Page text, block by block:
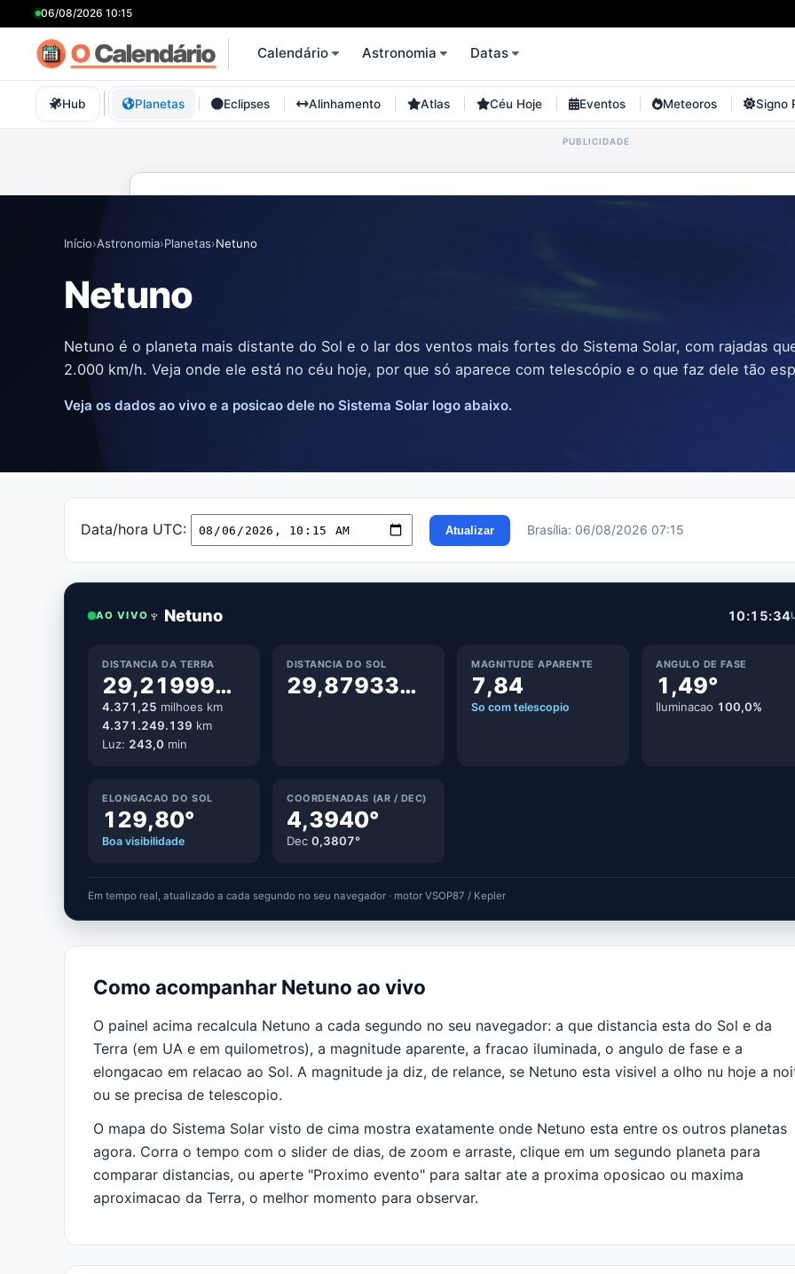
06/08/2026 10:15
Calendário Astronomia Datas
Hub Planetas Eclipses Alinhamento Atlas Céu Hoje Eventos Meteoros Signo
Início›Astronomia›Planetas›Netuno
Netuno
Netuno é o planeta mais distante do Sol e o lar dos ventos mais fortes do Sistema Solar, com rajadas
2.000 km/h. Veja onde ele está no céu hoje, por que só aparece com telescópio e o que faz dele tão
Veja os dados ao vivo e a posicao dele no Sistema Solar logo abaixo.
Data/hora UTC: Atualizar Brasília: 06/08/2026 07:15
AO VIVO ♆ Netuno 10:15:35
DISTANCIA DA TERRA
29,219996 UA
4.371,25 milhoes km
4.371.249.116 km
Luz: 243,0 min
DISTANCIA DO SOL
29,879333 UA
MAGNITUDE APARENTE
7,84
So com telescopio
ANGULO DE FASE
1,49°
Iluminacao 100,0%
ELONGACAO DO SOL
129,80°
Boa visibilidade
COORDENADAS (AR / DEC)
4,3940°
Dec 0,3807°
Em tempo real, atualizado a cada segundo no seu navegador · motor VSOP87 / Kepler
Como acompanhar Netuno ao vivo
O painel acima recalcula Netuno a cada segundo no seu navegador: a que distancia esta do Sol e da
Terra (em UA e em quilometros), a magnitude aparente, a fracao iluminada, o angulo de fase e a
elongacao em relacao ao Sol. A magnitude ja diz, de relance, se Netuno esta visivel a olho nu hoje a
ou se precisa de telescopio.
O mapa do Sistema Solar visto de cima mostra exatamente onde Netuno esta entre os outros planetas
agora. Corra o tempo com o slider de dias, de zoom e arraste, clique em um segundo planeta para
comparar distancias, ou aperte "Proximo evento" para saltar ate a proxima oposicao ou maxima
aproximacao da Terra, o melhor momento para observar.